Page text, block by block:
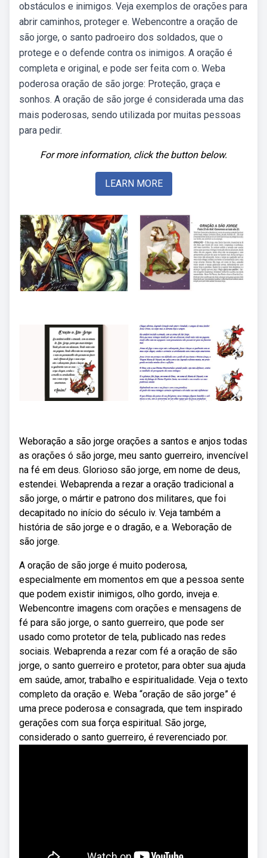
obstáculos e inimigos. Veja exemplos de orações para
abrir caminhos, proteger e. Webencontre a oração de
são jorge, o santo padroeiro dos soldados, que o
protege e o defende contra os inimigos. A oração é
completa e original, e pode ser feita com o. Weba
poderosa oração de são jorge: Proteção, graça e
sonhos. A oração de são jorge é considerada uma das
mais poderosas, sendo utilizada por muitas pessoas
para pedir.
For more information, click the button below.
LEARN MORE
Weboração a são jorge orações a santos e anjos todas
as orações ó são jorge, meu santo guerreiro, invencível
na fé em deus. Glorioso são jorge, em nome de deus,
estendei. Webaprenda a rezar a oração tradicional a
são jorge, o mártir e patrono dos militares, que foi
decapitado no início do século iv. Veja também a
história de são jorge e o dragão, e a. Weboração de
são jorge.
A oração de são jorge é muito poderosa,
especialmente em momentos em que a pessoa sente
que podem existir inimigos, olho gordo, inveja e.
Webencontre imagens com orações e mensagens de
fé para são jorge, o santo guerreiro, que pode ser
usado como protetor de tela, publicado nas redes
sociais. Webaprenda a rezar com fé a oração de são
jorge, o santo guerreiro e protetor, para obter sua ajuda
em saúde, amor, trabalho e espiritualidade. Veja o texto
completo da oração e. Weba “oração de são jorge” é
uma prece poderosa e consagrada, que tem inspirado
gerações com sua força espiritual. São jorge,
considerado o santo guerreiro, é reverenciado por.